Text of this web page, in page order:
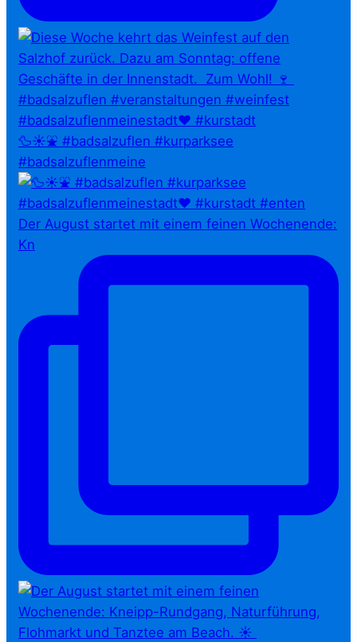
🦆☀️⛲ #badsalzuflen #kurparksee
#badsalzuflenmeine
Der August startet mit einem feinen Wochenende:
Kn